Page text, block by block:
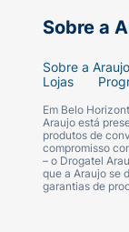
Sobre a
Sobre a Araujo
Lojas
Em Belo
Araujo está
produtos de
compromisso
– o Drogatel
que a Araujo se
garantias de